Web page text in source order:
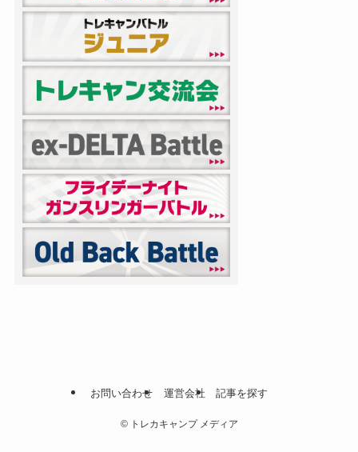
お問い合わせ 運営会社 記事を探す
©トレカキャンプ メディア